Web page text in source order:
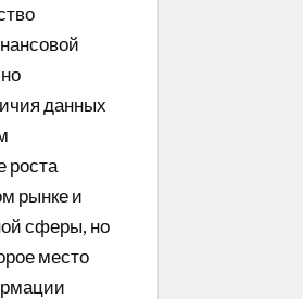
данных
роста
рынке и
сферы, но
место